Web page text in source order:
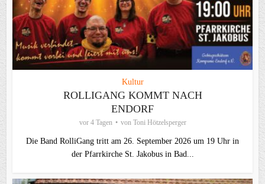
Kultur
ROLLIGANG KOMMT NACH
ENDORF
vor 4 Tagen von Toni Hötzelsperger
Die Band RolliGang tritt am 26. September 2026 um 19 Uhr in
der Pfarrkirche St. Jakobus in Bad...